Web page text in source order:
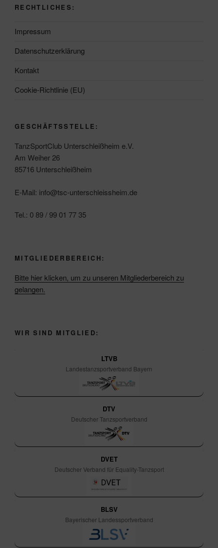
RECHTLICHES:
Impressum
Datenschutzerklärung
Kontakt
Cookie-Richtlinie (EU)
GESCHÄFTSSTELLE:
TanzSportClub Unterschleißheim e.V.
Am Weiher 26
85716 Unterschleißheim
E-Mail: info@tsc-unterschleissheim.de
Tel.: 0 89 / 99 01 77 35
MITGLIEDERBEREICH:
Bitte hier klicken, um zu unseren Mitgliederbereich zu
gelangen.
WIR SIND MITGLIED:
LTVB
Landestanzsportverband Bayern
DTV
Deutscher Tanzsportverband
DVET
Deutscher Verband für Equality-Tanzsport
BLSV
Bayerischer Landessportverband